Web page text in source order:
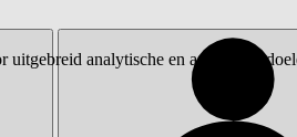
analytische en